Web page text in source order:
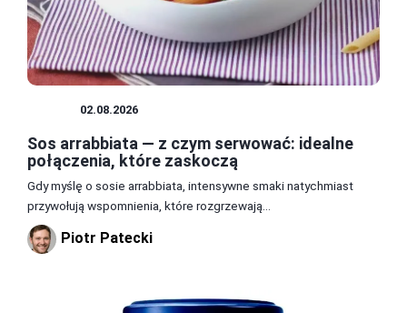
02.08.2026
Sos arrabbiata — z czym serwować: idealne
połączenia, które zaskoczą
Gdy myślę o sosie arrabbiata, intensywne smaki natychmiast
przywołują wspomnienia, które rozgrzewają...
Piotr Patecki